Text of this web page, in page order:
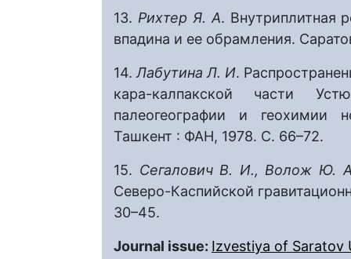
13. Рихтер Я. А. Внутриплитная
впадина и ее обрамления.
14. Лабутина Л. И.
кара-калпакской части
палеогеографии и геохимии
Ташкент : ФАН, 1978. С. 66–72.
15. Сегалович В. И., Волож Ю.
Северо-Каспийской
30–45.
Journal issue: Izvestiya of Saratov